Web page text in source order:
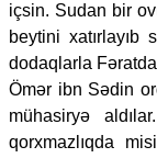
içsin. Sudan bir
beytini
dodaqlarla
Ömər ibn Sədin
mühasiryə
qorxmazlıqda